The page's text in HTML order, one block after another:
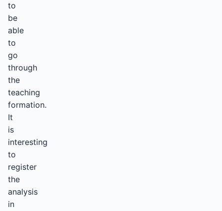
to
be
able
to
go
through
the
teaching
formation.
It
is
interesting
to
register
the
analysis
in